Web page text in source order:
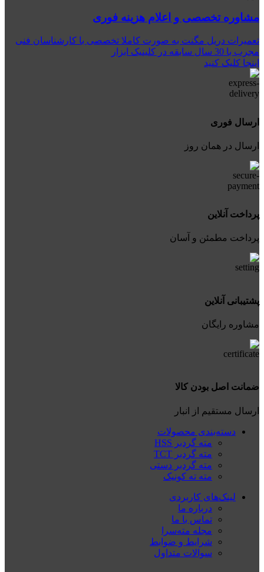
مشاوره تخصصی و اعلام هزینه فوری
تعمیرات دریل مگنت به صورت کاملا تخصصی با کارشناسان فنی
مجرب با 30 سال سابقه در کلینیک ابزار
اینجا کلیک کنید
ارسال فوری
ارسال در همان روز
پرداخت آنلاین
پرداخت مطمئن و آسان
پشتیبانی آنلاین
مشاوره رایگان
ضمانت اصل بودن کالا
ارسال مستقیم از انبار
دسته‌بندی محصولات
مته گردبر HSS
مته گردبر TCT
مته گردبر دستی
مته ته کونیک
لینک‌های کاربردی
درباره ما
تماس با ما
مجله مته‌سرا
شرایط و ضوابط
سوالات متداول